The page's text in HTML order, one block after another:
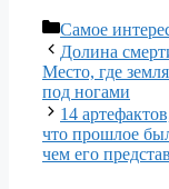
Рубрики
Самое
Долина
Место, где
под ногами
14
что прошлое
чем его